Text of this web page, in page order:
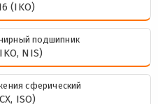
(IKO)
подшипник
NIS)
сферический
ISO)